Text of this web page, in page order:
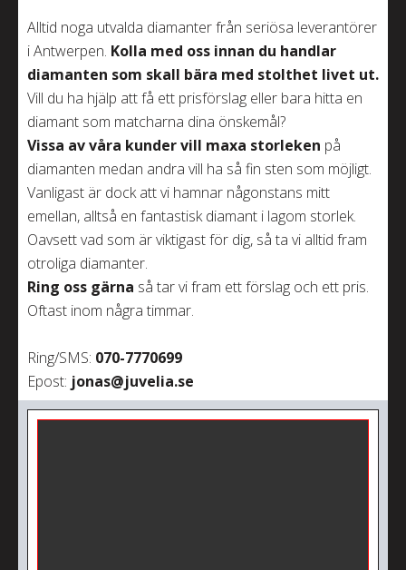
Alltid noga utvalda diamanter från seriösa leverantörer
i Antwerpen. Kolla med oss innan du handlar
diamanten som skall bära med stolthet livet ut.
Vill du ha hjälp att få ett prisförslag eller bara hitta en
diamant som matcharna dina önskemål?
Vissa av våra kunder vill maxa storleken på
diamanten medan andra vill ha så fin sten som möjligt.
Vanligast är dock att vi hamnar någonstans mitt
emellan, alltså en fantastisk diamant i lagom storlek.
Oavsett vad som är viktigast för dig, så ta vi alltid fram
otroliga diamanter.
Ring oss gärna så tar vi fram ett förslag och ett pris.
Oftast inom några timmar.
Ring/SMS: 070-7770699
Epost: jonas@juvelia.se